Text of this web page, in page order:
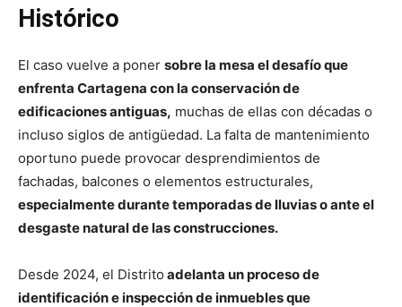
Histórico
El caso vuelve a poner sobre la mesa el desafío que
enfrenta Cartagena con la conservación de
edificaciones antiguas, muchas de ellas con décadas o
incluso siglos de antigüedad. La falta de mantenimiento
oportuno puede provocar desprendimientos de
fachadas, balcones o elementos estructurales,
especialmente durante temporadas de lluvias o ante el
desgaste natural de las construcciones.
Desde 2024, el Distrito adelanta un proceso de
identificación e inspección de inmuebles que